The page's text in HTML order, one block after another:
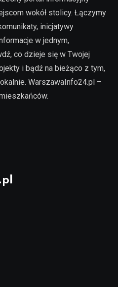
wokół stolicy. Łączymy
inicjatywy
w jednym,
co dzieje się w Twojej
i bądź na bieżąco z tym,
WarszawaInfo24.pl –